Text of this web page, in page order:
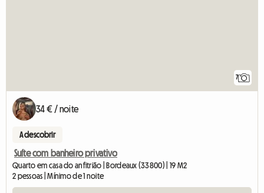
7
34 € / noite
A descobrir
Suíte com banheiro privativo
Quarto em casa do anfitrião | Bordeaux (33800) | 19 M2
2 pessoas | Mínimo de 1 noite